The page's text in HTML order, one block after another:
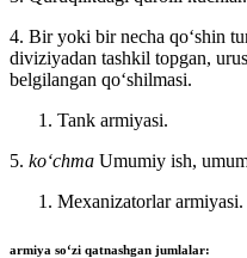
4. Bir yoki bir necha qoʻshin
diviziyadan tashkil topgan,
belgilangan qoʻshilmasi.
Tank armiyasi.
5. koʻchma Umumiy ish,
Mexanizatorlar armiyasi.
armiya soʻzi qatnashgan jumlalar: